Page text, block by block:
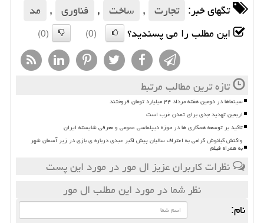
تگهای خبر: تجارت , ساخت , فناوری , مد
این مطلب را می پسندید؟
(0)
(0)
تازه ترین مطالب مرتبط
سینماها در دومین هفته مرداد ۴۴ میلیارد تومان فروختند
اربعین تهدید جدی برای تمدن غرب است
تاکید بر توسعه همکاری ها در حوزه دیپلماسی عمومی و معرفی شایسته ایران
واکنش کیانوش گرامی به اعتراف سالیان پیش اکبر عبدی درباره ی بازی در زیر آسمان شهر
به همراه فیلم
نظرات کاربران عزیز ال مور در مورد این پست
نظر شما در مورد این مطلب ال مور
نام: